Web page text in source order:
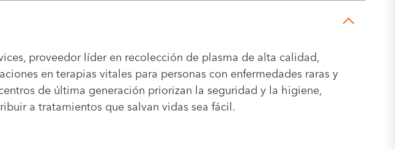
proveedor líder en recolección de plasma de alta calidad,
en terapias vitales para personas con enfermedades raras y
de última generación priorizan la seguridad y la higiene,
a tratamientos que salvan vidas sea fácil.